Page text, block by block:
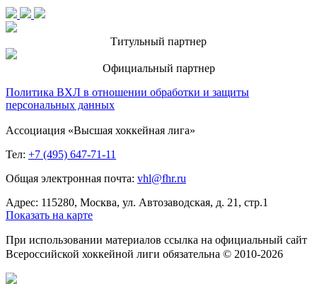
Титульный партнер
Официальный партнер
Политика ВХЛ в отношении обработки и защиты
персональных данных
Ассоциация «Высшая хоккейная лига»
Тел: +7 (495) 647-71-11
Общая электронная почта: vhl@fhr.ru
Адрес: 115280, Москва, ул. Автозаводская, д. 21, стр.1
Показать на карте
При использовании материалов ссылка на официальный сайт
Всероссийской хоккейной лиги обязательна © 2010-2026